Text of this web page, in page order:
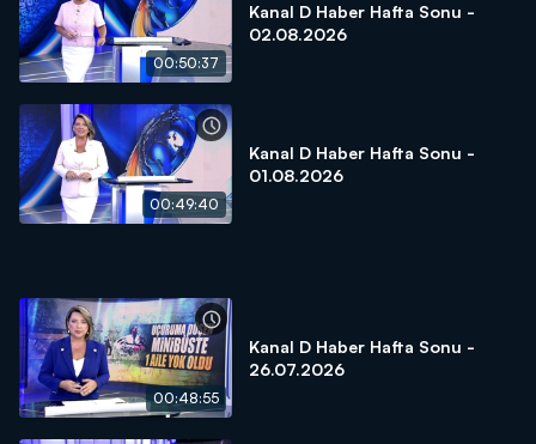
00:50:37
Kanal D Haber Hafta Sonu -
02.08.2026
00:49:40
Kanal D Haber Hafta Sonu -
01.08.2026
00:48:55
Kanal D Haber Hafta Sonu -
26.07.2026